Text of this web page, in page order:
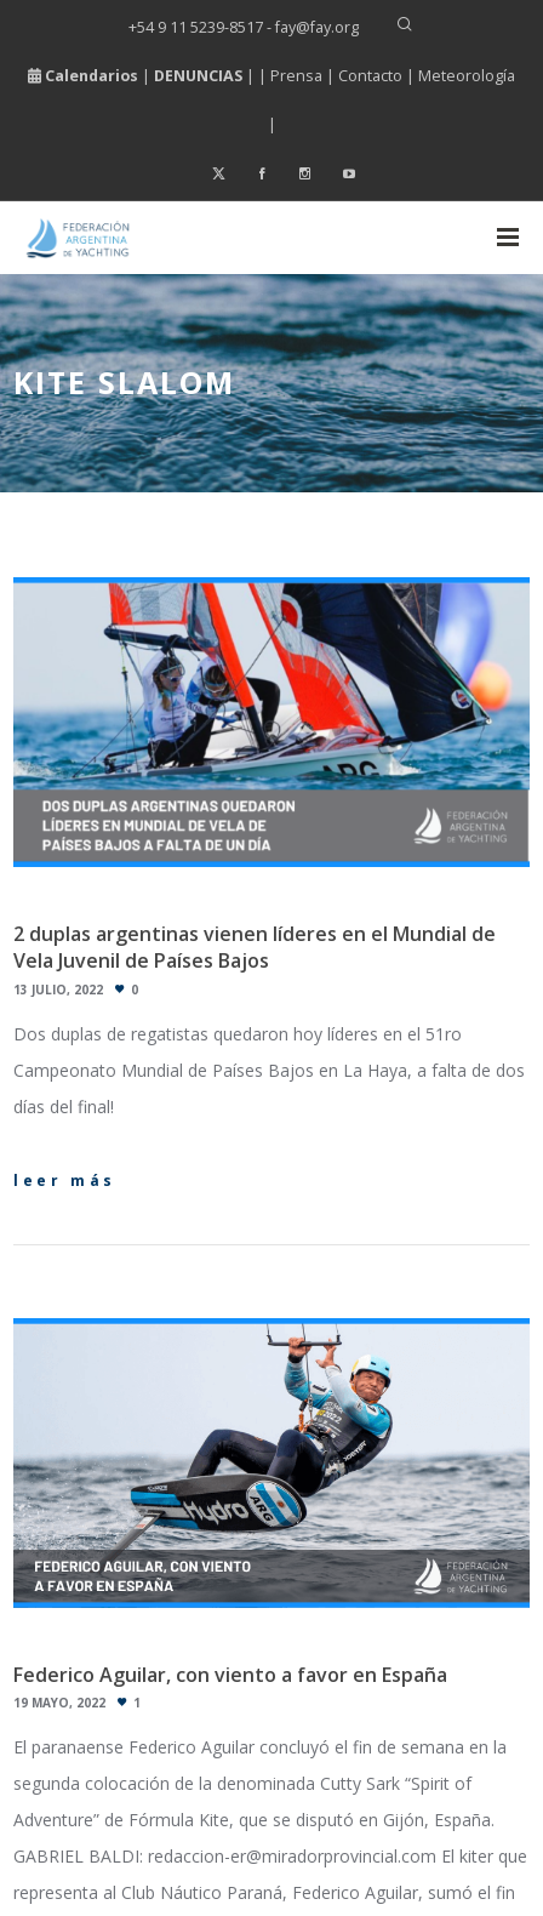
+54 9 11 5239-8517 - fay@fay.org
Calendarios | DENUNCIAS | | Prensa | Contacto | Meteorología
|
KITE SLALOM
2 duplas argentinas vienen líderes en el Mundial de
Vela Juvenil de Países Bajos
13 JULIO, 2022 0
Dos duplas de regatistas quedaron hoy líderes en el 51ro
Campeonato Mundial de Países Bajos en La Haya, a falta de dos
días del final!
leer más
Federico Aguilar, con viento a favor en España
19 MAYO, 2022 1
El paranaense Federico Aguilar concluyó el fin de semana en la
segunda colocación de la denominada Cutty Sark “Spirit of
Adventure” de Fórmula Kite, que se disputó en Gijón, España.
GABRIEL BALDI: redaccion-er@miradorprovincial.com El kiter que
representa al Club Náutico Paraná, Federico Aguilar, sumó el fin